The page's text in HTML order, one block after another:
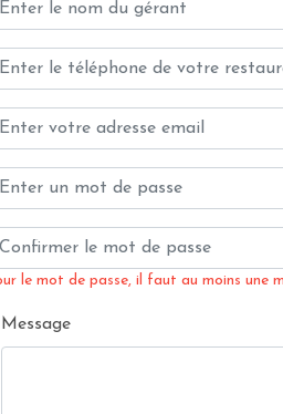
le mot de passe, il faut au moins une
Message